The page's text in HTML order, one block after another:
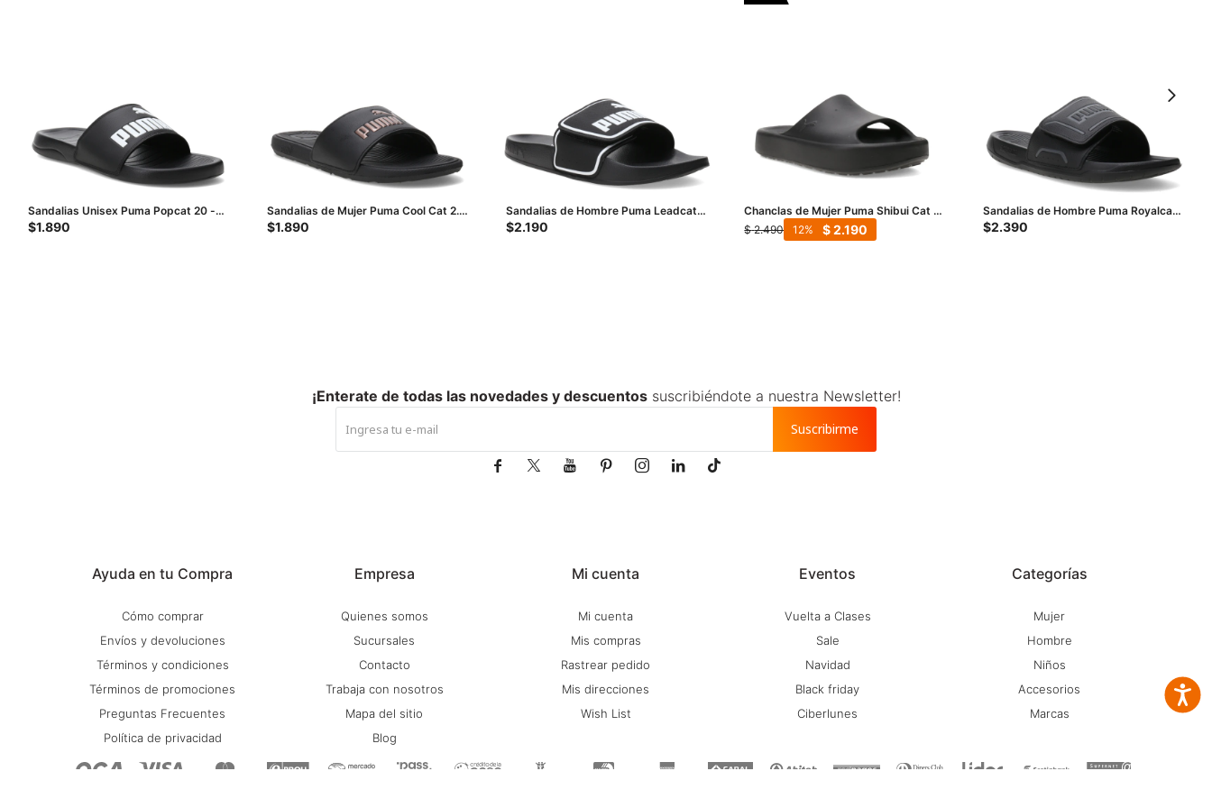
Sandalias Unisex Puma Popcat 20 -
Negro - Blanco
$1.890
Sandalias de Mujer Puma Cool Cat 2.0
Bx - Negro - Dorado
$1.890
Sandalias de Hombre Puma Leadcat
2.0 V - Negro - Blanco
$2.190
Chanclas de Mujer Puma Shibui Cat -
Negro
$ 2.490 $2.190
12
Sandalias de Hombre Puma Royalcat
Comfort 2 - Negro - Gris
$2.390
Ayuda en tu Compra
Cómo comprar
Envíos y devoluciones
Términos y condiciones
Términos de promociones
Preguntas Frecuentes
Política de privacidad
Empresa
Quienes somos
Sucursales
Contacto
Trabaja con nosotros
Mapa del sitio
Blog
Mi cuenta
Mi cuenta
Mis compras
Rastrear pedido
Mis direcciones
Wish List
Eventos
Vuelta a Clases
Sale
Navidad
Black friday
Ciberlunes
Categorías
Mujer
Hombre
Niños
Accesorios
Marcas
¡Enterate de todas las novedades y descuentossuscribiéndote a nuestra Newsletter!
Suscribirme
      